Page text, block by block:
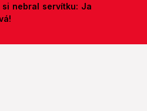
si nebral servítku: Ja